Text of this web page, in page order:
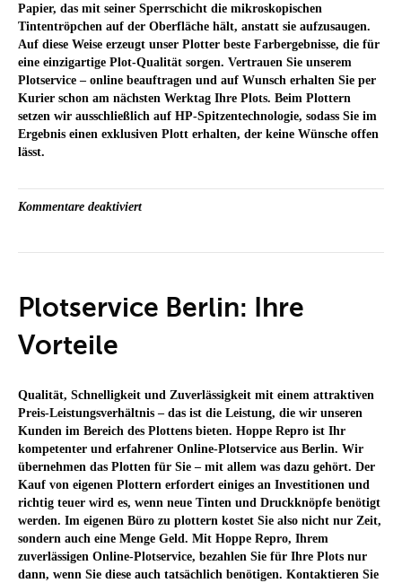
Papier, das mit seiner Sperrschicht die mikroskopischen
Tintentröpchen auf der Oberfläche hält, anstatt sie aufzusaugen.
Auf diese Weise erzeugt unser Plotter beste Farbergebnisse, die für
eine einzigartige Plot-Qualität sorgen. Vertrauen Sie unserem
Plotservice – online beauftragen und auf Wunsch erhalten Sie per
Kurier schon am nächsten Werktag Ihre Plots. Beim Plottern
setzen wir ausschließlich auf HP-Spitzentechnologie, sodass Sie im
Ergebnis einen exklusiven Plott erhalten, der keine Wünsche offen
lässt.
Kommentare deaktiviertfür
Qualität
profitieren
Plotservice Berlin: Ihre
Vorteile
Qualität, Schnelligkeit und Zuverlässigkeit mit einem attraktiven
Preis-Leistungsverhältnis – das ist die Leistung, die wir unseren
Kunden im Bereich des Plottens bieten. Hoppe Repro ist Ihr
kompetenter und erfahrener Online-Plotservice aus Berlin. Wir
übernehmen das Plotten für Sie – mit allem was dazu gehört. Der
Kauf von eigenen Plottern erfordert einiges an Investitionen und
richtig teuer wird es, wenn neue Tinten und Druckknöpfe benötigt
werden. Im eigenen Büro zu plottern kostet Sie also nicht nur Zeit,
sondern auch eine Menge Geld. Mit Hoppe Repro, Ihrem
zuverlässigen Online-Plotservice, bezahlen Sie für Ihre Plots nur
dann, wenn Sie diese auch tatsächlich benötigen. Kontaktieren Sie